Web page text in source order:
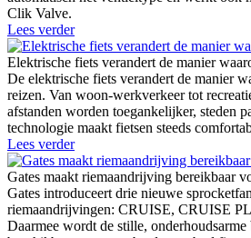
Clik Valve.
Lees verder
Elektrische fiets verandert de manier
De elektrische fiets verandert de manier
reizen. Van woon-werkverkeer tot
afstanden worden toegankelijker, steden
technologie maakt fietsen steeds
Lees verder
Gates maakt riemaandrijving bereikbaar
Gates introduceert drie nieuwe
riemaandrijvingen: CRUISE, CRUISE
Daarmee wordt de stille,